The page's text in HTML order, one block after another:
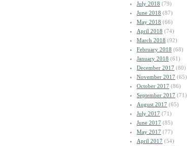
July 2018 (79)
June 2018 (87)
May 2018 (66)
April 2018 (74)
March 2018 (92)
February 2018 (68)
January 2018 (61)
December 2017 (80)
November 2017 (65)
October 2017 (86)
September 2017 (71)
August 2017 (65)
July 2017 (71)
June 2017 (85)
May 2017 (77)
April 2017 (54)